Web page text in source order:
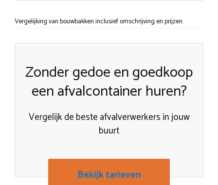
Vergelijking van bouwbakken inclusief omschrijving en prijzen.
Zonder gedoe en goedkoop
een afvalcontainer huren?
Vergelijk de beste afvalverwerkers in jouw
buurt
Bekijk tarieven